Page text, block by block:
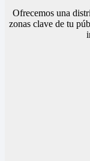
Ofrecemos una
zonas clave de tu